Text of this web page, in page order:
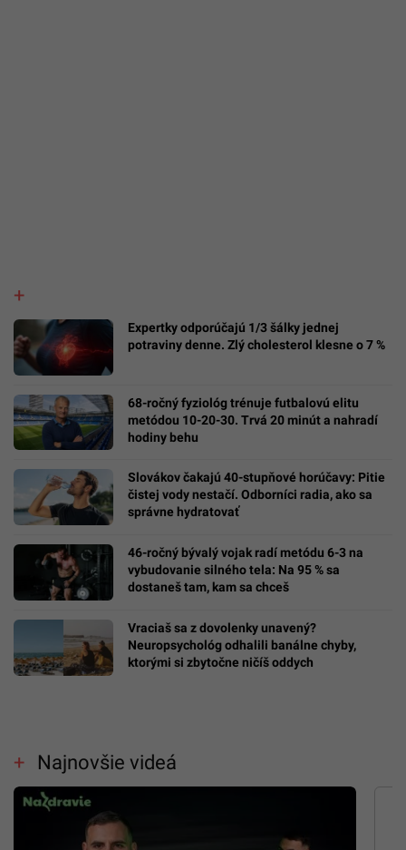
Expertky odporúčajú 1/3 šálky jednej
potraviny denne. Zlý cholesterol klesne o 7 %
68-ročný fyziológ trénuje futbalovú elitu
metódou 10-20-30. Trvá 20 minút a nahradí
hodiny behu
Slovákov čakajú 40-stupňové horúčavy: Pitie
čistej vody nestačí. Odborníci radia, ako sa
správne hydratovať
46-ročný bývalý vojak radí metódu 6-3 na
vybudovanie silného tela: Na 95 % sa
dostaneš tam, kam sa chceš
Vraciaš sa z dovolenky unavený?
Neuropsychológ odhalili banálne chyby,
ktorými si zbytočne ničíš oddych
Najnovšie videá